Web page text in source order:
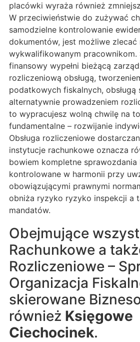
placówki wyraża również
W przeciwieństwie do zużywać
samodzielne kontrolowanie
dokumentów, jest możliwe
wykwalifikowanym pracownikom.
finansowy wypełni bieżącą
rozliczeniową obsługą,
podatkowych fiskalnych, obsługą
alternatywnie prowadzeniem
to wypracujesz wolną chwilę na
fundamentalne – rozwijanie
Obsługa rozliczeniowe
instytucje rachunkowe oznacza
bowiem kompletne
kontrolowane w harmonii przy
obowiązującymi prawnymi
obniża ryzyko ryzyko inspekcji a
mandatów.
Obejmujące
Rachunkowe a
Rozliczeniowe –
Organizacja
skierowane
również Księgowe
Ciechocinek.